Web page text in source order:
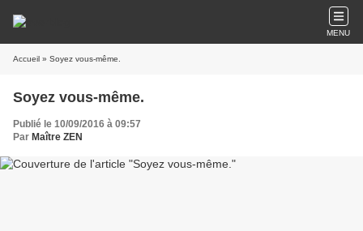
MENU
Accueil » Soyez vous-même.
Soyez vous-même.
Publié le 10/09/2016 à 09:57
Par Maître ZEN